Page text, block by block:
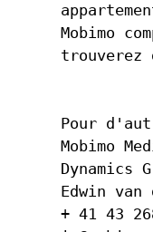
Mobimo
trouverez
Pour
Mobimo
Dynamics
Edwin
+ 41 43